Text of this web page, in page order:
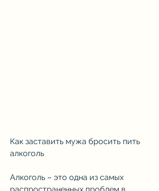
Как заставить мужа бросить пить
алкоголь
Алкоголь – это одна из самых